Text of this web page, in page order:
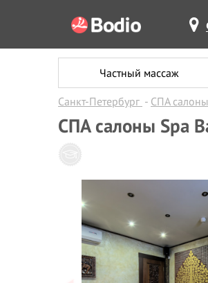
Частный массаж
Санкт-Петербург СПА салоны
СПА салоны Spa